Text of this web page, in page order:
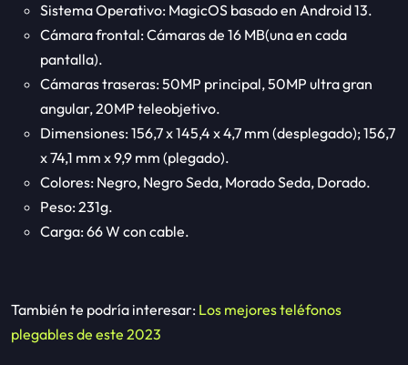
Sistema Operativo: MagicOS basado en Android 13.
Cámara frontal: Cámaras de 16 MB(una en cada
pantalla).
Cámaras traseras: 50MP principal, 50MP ultra gran
angular, 20MP teleobjetivo.
Dimensiones: 156,7 x 145,4 x 4,7 mm (desplegado); 156,7
x 74,1 mm x 9,9 mm (plegado).
Colores: Negro, Negro Seda, Morado Seda, Dorado.
Peso: 231g.
Carga: 66 W con cable.
También te podría interesar: Los mejores teléfonos
plegables de este 2023